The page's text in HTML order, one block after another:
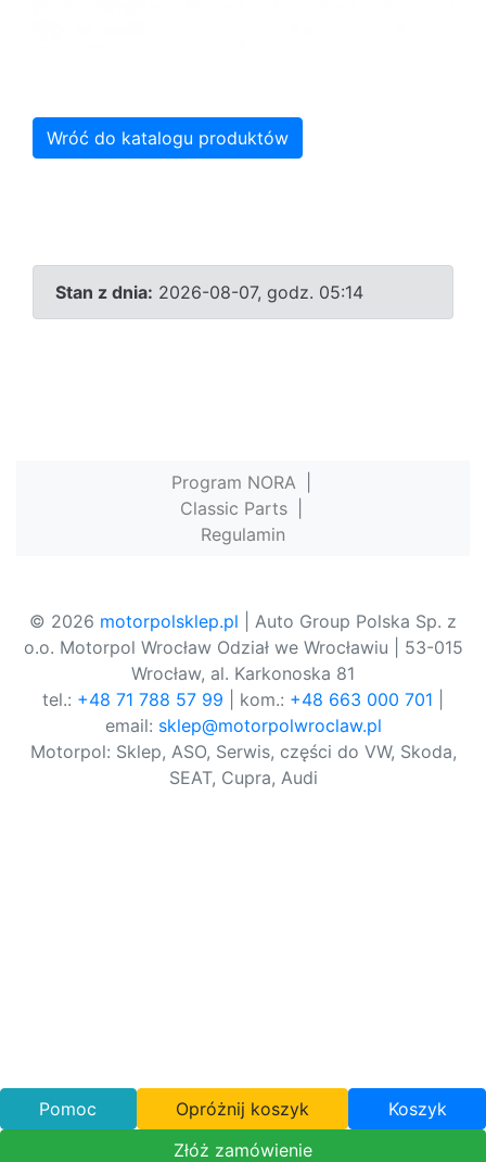
Wróć do katalogu produktów
Stan z dnia: 2026-08-07, godz. 05:14
Program NORA
Classic Parts
Regulamin
© 2026 motorpolsklep.pl | Auto Group Polska Sp. z
o.o. Motorpol Wrocław Odział we Wrocławiu | 53-015
Wrocław, al. Karkonoska 81
tel.: +48 71 788 57 99 | kom.: +48 663 000 701
email: sklep@motorpolwroclaw.pl
Motorpol: Sklep, ASO, Serwis, części do VW, Skoda,
SEAT, Cupra, Audi
Pomoc Opróżnij koszyk
Koszyk
Złóż zamówienie